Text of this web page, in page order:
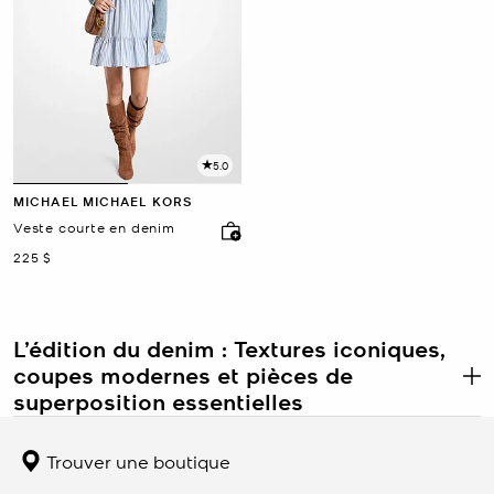
5.0
MICHAEL MICHAEL KORS
Veste courte en denim
maintenant
225 $
L’édition du denim : Textures iconiques,
coupes modernes et pièces de
superposition essentielles
conçues dans l’un des tissus les plus durables de la mode. Des
vestes sur mesure aux jeans à jambe large et aux combinaisons
Trouver une boutique